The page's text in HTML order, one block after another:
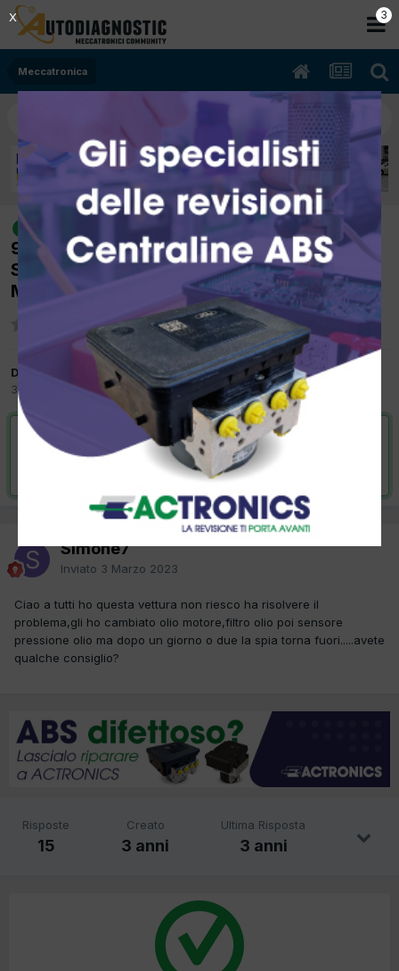
Meccatronica
risolto
[Fiat Freemont 01/2012 1956cc
939B5000 103Kw Diesel] P0521
SENSORE/INTERRUZIONE PRESSIONE OLIO
MOTORE
Da Simone7
3 Marzo 2023inMeccatronica
VAI ALLA SOLUZIONE
Risolta da Simone7,6 Marzo 2023
Simone7
Inviato 3 Marzo 2023
Ciao a tutti ho questa vettura non riesco ha risolvere il
problema,gli ho cambiato olio motore,filtro olio poi sensore
pressione olio ma dopo un giorno o due la spia torna fuori.....avete
qualche consiglio?
Risposte
15
Creato
3 anni
Ultima Risposta
3 anni
2
X